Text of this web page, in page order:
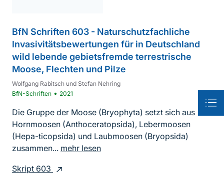
BfN Schriften 603 - Naturschutzfachliche
Invasivitätsbewertungen für in Deutschland
wild lebende gebietsfremde terrestrische
Moose, Flechten und Pilze
Wolfgang Rabitsch und Stefan Nehring
BfN-Schriften • 2021
Die Gruppe der Moose (Bryophyta) setzt sich aus
Hornmoosen (Anthoceratopsida), Lebermoosen
(Hepa-ticopsida) und Laubmoosen (Bryopsida)
zusammen... mehr lesen
Skript 603